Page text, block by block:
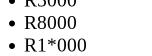
R8000
R1*000